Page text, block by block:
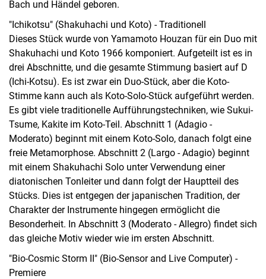
Bach und Händel geboren.
"Ichikotsu" (Shakuhachi und Koto) - Traditionell
Dieses Stück wurde von Yamamoto Houzan für ein Duo mit
Shakuhachi und Koto 1966 komponiert. Aufgeteilt ist es in
drei Abschnitte, und die gesamte Stimmung basiert auf D
(Ichi-Kotsu). Es ist zwar ein Duo-Stück, aber die Koto-
Stimme kann auch als Koto-Solo-Stück aufgeführt werden.
Es gibt viele traditionelle Aufführungstechniken, wie Sukui-
Tsume, Kakite im Koto-Teil. Abschnitt 1 (Adagio -
Moderato) beginnt mit einem Koto-Solo, danach folgt eine
freie Metamorphose. Abschnitt 2 (Largo - Adagio) beginnt
mit einem Shakuhachi Solo unter Verwendung einer
diatonischen Tonleiter und dann folgt der Hauptteil des
Stücks. Dies ist entgegen der japanischen Tradition, der
Charakter der Instrumente hingegen ermöglicht die
Besonderheit. In Abschnitt 3 (Moderato - Allegro) findet sich
das gleiche Motiv wieder wie im ersten Abschnitt.
"Bio-Cosmic Storm II" (Bio-Sensor and Live Computer) -
Premiere